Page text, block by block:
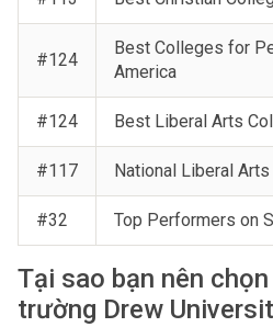
#124
Best Colleges for
America
#124 Best Liberal Arts
#117 National Liberal
#32 Top Performers on
Tại sao bạn nên
trường Drew